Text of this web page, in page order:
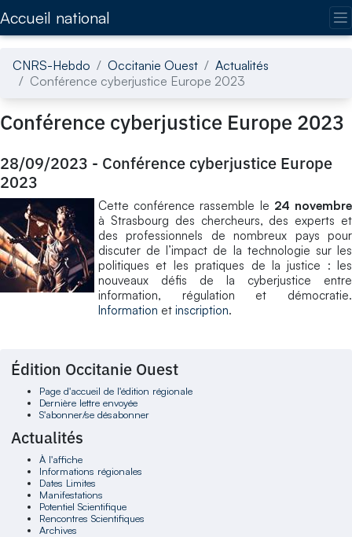
Accueil national
CNRS-Hebdo Occitanie Ouest
Actualités
Conférence cyberjustice Europe 2023
Conférence cyberjustice Europe 2023
28/09/2023 - Conférence cyberjustice Europe
2023
Cette conférence rassemble le 24 novembre
à Strasbourg des chercheurs, des experts et
des professionnels de nombreux pays pour
discuter de l’impact de la technologie sur les
politiques et les pratiques de la justice : les
nouveaux défis de la cyberjustice entre
information, régulation et démocratie.
Information et inscription.
Édition Occitanie Ouest
Page d'accueil de l'édition régionale
Dernière lettre envoyée
S'abonner/se désabonner
Actualités
À l'affiche
Informations régionales
Dates Limites
Manifestations
Potentiel Scientifique
Rencontres Scientifiques
Archives